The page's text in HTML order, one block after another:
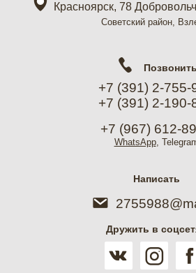
Красноярск, 78
Советский район,
Позвонить
+7 (391) 2-755-
+7 (391) 2-190-
+7 (967) 612-
WhatsApp,
Написать
Дружить в